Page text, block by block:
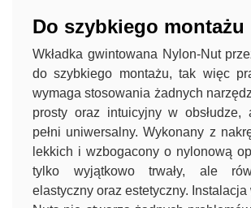
Do szybkiego montażu
Wkładka gwintowana Nylon-Nut
do szybkiego montażu, tak więc
wymaga stosowania żadnych
prosty oraz intuicyjny w
pełni uniwersalny. Wykonany z
lekkich i wzbogacony o nylonową
tylko wyjątkowo trwały, ale
elastyczny oraz estetyczny. Instalacja